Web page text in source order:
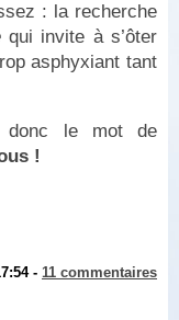
: la recherche
qui invite à s’ôter
asphyxiant tant
le mot de
!
- 11 commentaires